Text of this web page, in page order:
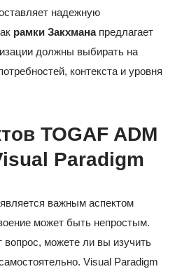
надежную
рамки Закхманапредлагает
должны выбирать на
контекста и уровня
TOGAF ADM
Paradigm
важным аспектом
может быть непростым.
вопрос, можете ли вы изучить
Visual Paradigm